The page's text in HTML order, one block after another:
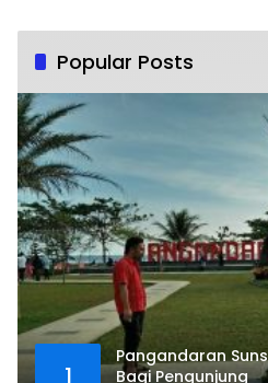
Popular Posts
1
Pangandaran
Bagi Pengunjung